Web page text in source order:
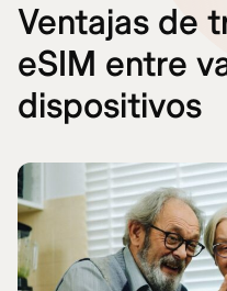
Ventajas de
eSIM entre
dispositivos